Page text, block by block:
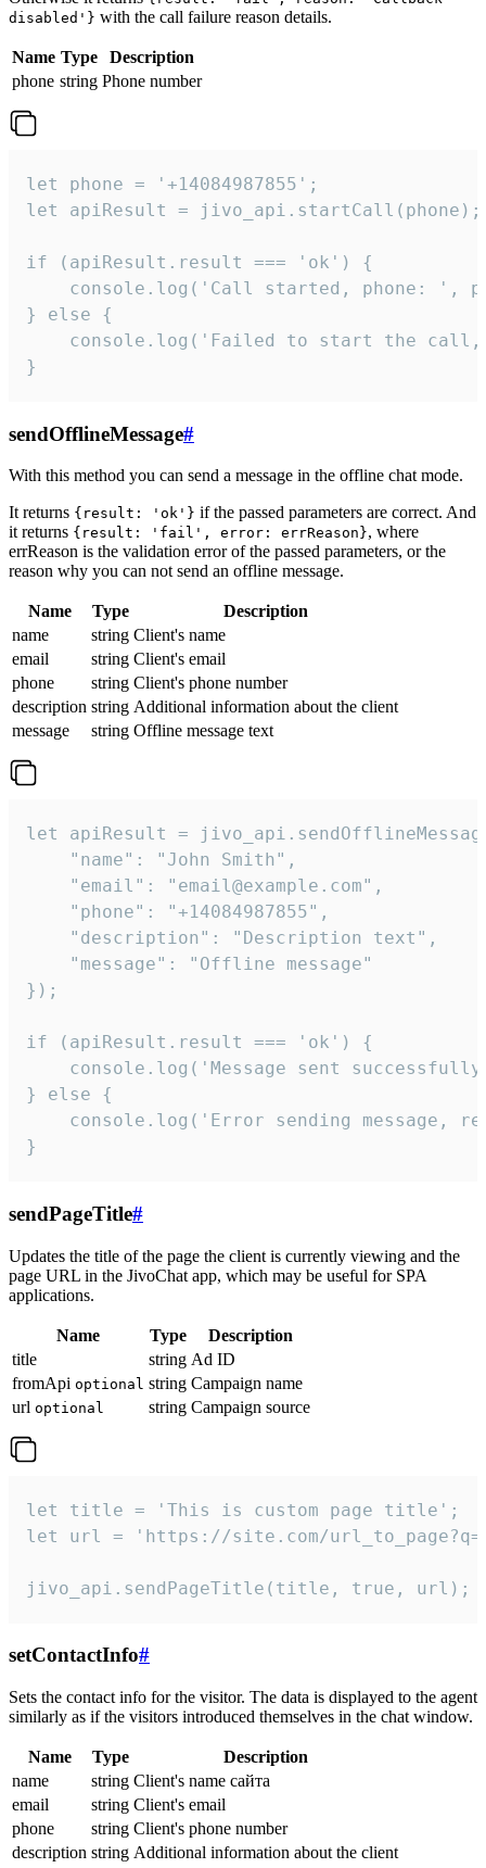
disabled'} with the call failure reason details.
Name Type
Description
phone string Phone number
let phone = '+14084987855';
let apiResult = jivo_api.startCall(phone);
if (apiResult.result === 'ok') {
console.log('Call started, phone: ',
} else {
console.log('Failed to start the
}
sendOfflineMessage#
With this method you can send a message in the offline chat mode.
It returns {result: 'ok'} if the passed parameters are correct. And
it returns {result: 'fail', error: errReason}, where
errReason is the validation error of the passed parameters, or the
reason why you can not send an offline message.
Name Type
Description
name
string Client's name
email
string Client's email
phone
string Client's phone number
description string Additional information about the client
message
string Offline message text
let apiResult =
    "name": "John Smith",
    "email": "email@example.com",
    "phone": "+14084987855",
    "description": "Description text",
    "message": "Offline message"
});
if (apiResult.result === 'ok') {
console.log('Message sent
} else {
console.log('Error sending message,
}
sendPageTitle#
Updates the title of the page the client is currently viewing and the
page URL in the JivoChat app, which may be useful for SPA
applications.
Name Type
Description
title
string Ad ID
fromApi optional string Campaign name
url optional string Campaign source
let title = 'This is custom page title';
let url = 'https://site.com/
jivo_api.sendPageTitle(title, true, url);
setContactInfo#
Sets the contact info for the visitor. The data is displayed to the agent
similarly as if the visitors introduced themselves in the chat window.
Name Type
Description
name
string Client's name сайта
email
string Client's email
phone
string Client's phone number
description string Additional information about the client